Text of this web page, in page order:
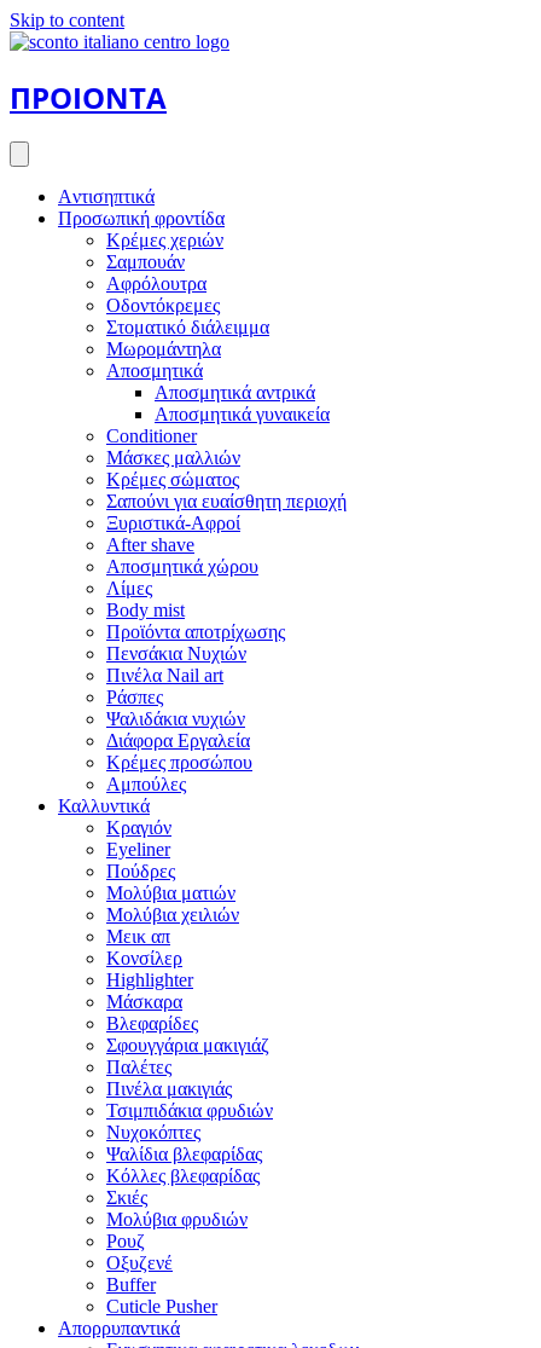
Skip to content
ΠΡΟΙΟΝΤΑ
Aντισηπτικά
Προσωπική φροντίδα
Κρέμες χεριών
Σαμπουάν
Αφρόλουτρα
Οδοντόκρεμες
Στοματικό διάλειμμα
Μωρομάντηλα
Αποσμητικά
Αποσμητικά αντρικά
Αποσμητικά γυναικεία
Conditioner
Μάσκες μαλλιών
Κρέμες σώματος
Σαπούνι για ευαίσθητη περιοχή
Ξυριστικά-Αφροί
After shave
Αποσμητικά χώρου
Λίμες
Body mist
Προϊόντα αποτρίχωσης
Πενσάκια Νυχιών
Πινέλα Nail art
Ράσπες
Ψαλιδάκια νυχιών
Διάφορα Εργαλεία
Κρέμες προσώπου
Αμπούλες
Καλλυντικά
Κραγιόν
Eyeliner
Πούδρες
Μολύβια ματιών
Μολύβια χειλιών
Μεικ απ
Κονσίλερ
Highlighter
Μάσκαρα
Βλεφαρίδες
Σφουγγάρια μακιγιάζ
Παλέτες
Πινέλα μακιγιάς
Τσιμπιδάκια φρυδιών
Νυχοκόπτες
Ψαλίδια βλεφαρίδας
Κόλλες βλεφαρίδας
Σκιές
Μολύβια φρυδιών
Ρουζ
Οξυζενέ
Buffer
Cuticle Pusher
Απορρυπαντικά